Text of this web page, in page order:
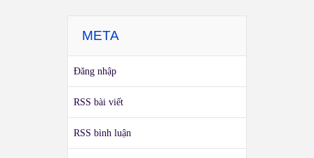
META
Đăng nhập
RSS bài viết
RSS bình luận